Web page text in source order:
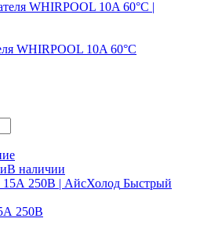
WHIRPOOL 10A 60°C
В наличии
Быстрый
250В